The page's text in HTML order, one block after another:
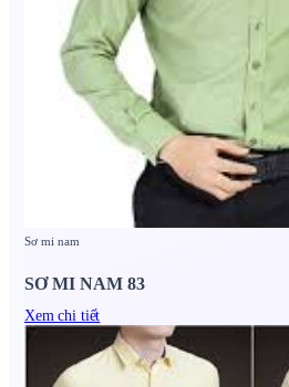
Sơ mi nam
SƠ MI NAM 83
Xem chi tiết